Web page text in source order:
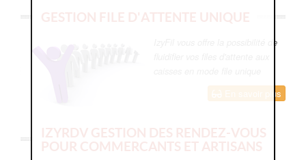
GESTION FILE D'ATTENTE UNIQUE
IzyFil vous offre la possibilité de
En savoir plus
IZYRDV GESTION DES RENDEZ-VOUS
POUR COMMERCANTS ET ARTISANS